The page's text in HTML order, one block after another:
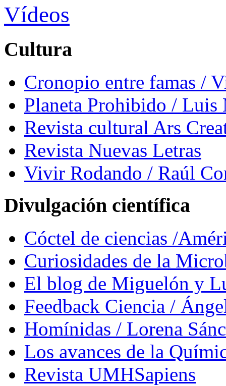
Vídeos
Cultura
Cronopio entre famas /
Planeta Prohibido /
Revista cultural Ars
Revista Nuevas Letras
Vivir Rodando / Raúl
Divulgación científica
Cóctel de ciencias /
Curiosidades de la
El blog de Miguelón y
Feedback Ciencia /
Homínidas / Lorena
Los avances de la
Revista UMHSapiens